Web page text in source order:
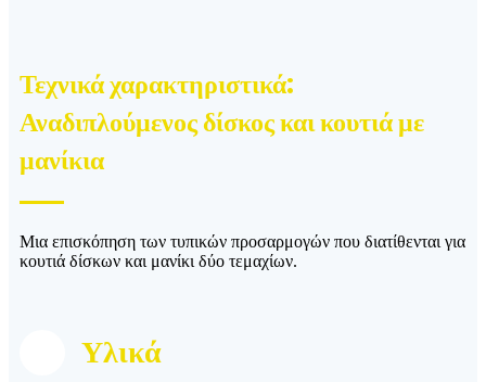
Τεχνικά χαρακτηριστικά:
Αναδιπλούμενος δίσκος και κουτιά με
μανίκια
Μια επισκόπηση των τυπικών προσαρμογών που διατίθενται για
κουτιά δίσκων και μανίκι δύο τεμαχίων.
Υλικά